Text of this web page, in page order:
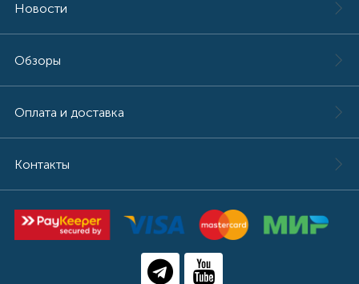
Новости
Обзоры
Оплата и доставка
Контакты
УШМ (болгарки)
Фены
Фрезеры
Шлифовальные машины
Шуруповерты, дрели и гайковерты